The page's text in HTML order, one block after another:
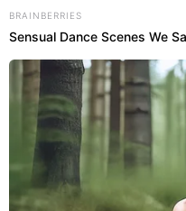
💨
Circulação
abertas após
a umidade
BRAINBERRIES
Sensual Dance Scenes We